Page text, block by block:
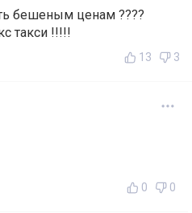
бешеным ценам ????
такси !!!!!
13 3
0 0